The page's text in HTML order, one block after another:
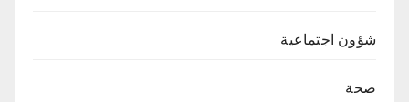
شؤون اجتماعية
صحة